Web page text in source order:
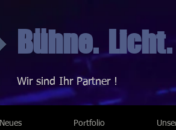
Neues Portfolio
Bühne.
Wir sind Ihr Partner !